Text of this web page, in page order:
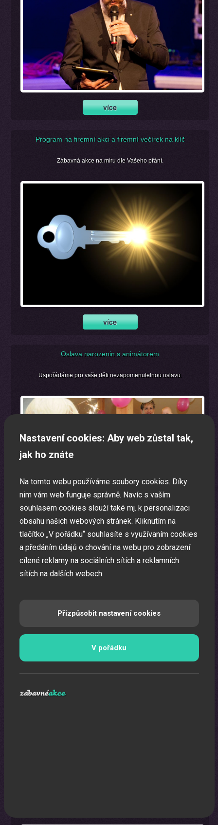
Program na firemní akci a firemní večírek na klíč
Zábavná akce na míru dle Vašeho přání.
Oslava narozenin s animátorem
Uspořádáme pro vaše děti nezapomenutelnou oslavu.
Laser show
Nastavení cookies: Aby web zůstal tak,
jak ho znáte
Na tomto webu používáme soubory cookies. Díky
nim vám web funguje správně. Navíc s vaším
souhlasem cookies slouží také mj. k personalizaci
obsahu našich webových stránek. Kliknutím na
tlačítko „V pořádku“ souhlasíte s využívaním cookies
a předáním údajů o chování na webu pro zobrazení
cílené reklamy na sociálních sítích a reklamních
sítích na dalších webech.
Přizpůsobit nastavení cookies
V pořádku